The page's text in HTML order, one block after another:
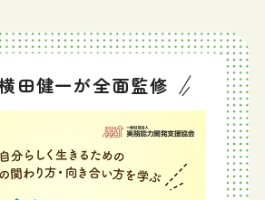
田健一が全面監修